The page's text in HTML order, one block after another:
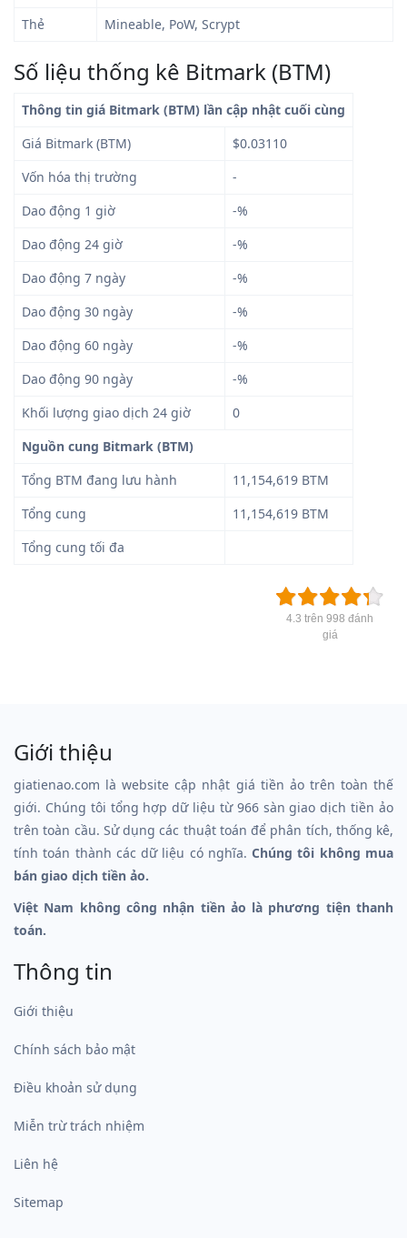
Thẻ Mineable, PoW, Scrypt
Số liệu thống kê Bitmark (BTM)
Thông tin giá Bitmark (BTM) lần cập nhật cuối cùng
Giá Bitmark (BTM)
$0.03110
Vốn hóa thị trường
-
Dao động 1 giờ
-%
Dao động 24 giờ
-%
Dao động 7 ngày
-%
Dao động 30 ngày
-%
Dao động 60 ngày
-%
Dao động 90 ngày
-%
Khối lượng giao dịch 24 giờ
0
Nguồn cung Bitmark (BTM)
Tổng BTM đang lưu hành
11,154,619 BTM
Tổng cung
11,154,619 BTM
Tổng cung tối đa
4.3 trên 998 đánh
giá
Giới thiệu
giatienao.com là website cập nhật giá tiền ảo trên toàn thế
giới. Chúng tôi tổng hợp dữ liệu từ 966 sàn giao dịch tiền ảo
trên toàn cầu. Sử dụng các thuật toán để phân tích, thống kê,
tính toán thành các dữ liệu có nghĩa.Chúng tôi không mua
bán giao dịch tiền ảo.
Việt Nam không công nhận tiền ảo là phương tiện thanh
toán.
Thông tin
Giới thiệu
Chính sách bảo mật
Điều khoản sử dụng
Miễn trừ trách nhiệm
Liên hệ
Sitemap